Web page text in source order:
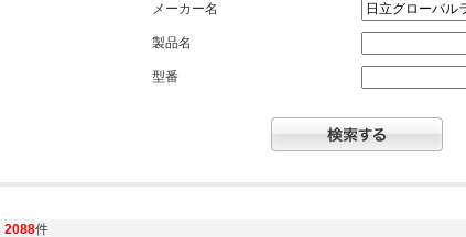
メーカー名
製品名
型番
2088件